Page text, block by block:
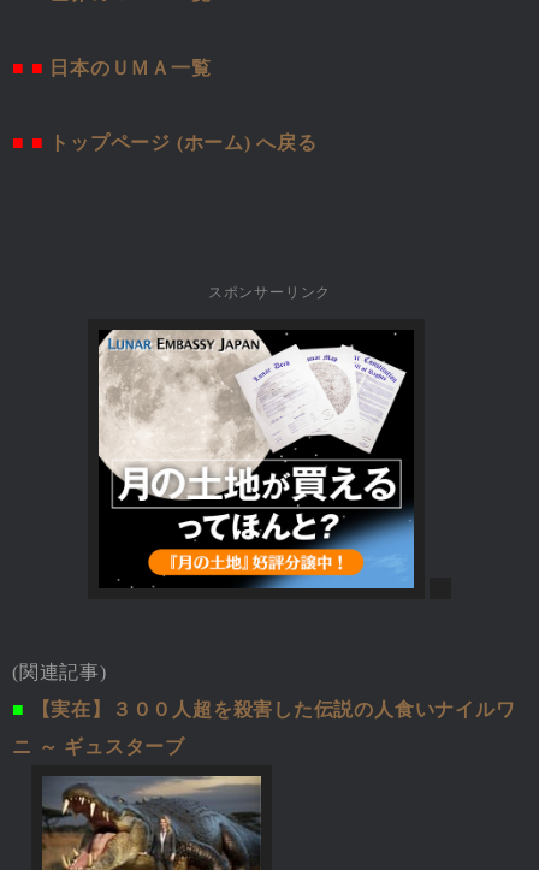
■ ■ 日本のＵＭＡ一覧
■ ■ トップページ (ホーム) へ戻る
スポンサーリンク
(関連記事)
■
【実在】３００人超を殺害した伝説の人食いナイルワ
ニ ～ ギュスターブ